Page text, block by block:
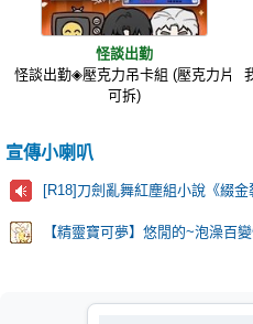
怪談出勤
怪談出勤◈壓克力吊卡組 (壓克力片
可拆)
宣傳小喇叭
[R18]刀劍亂舞紅塵組小說《綴金
【精靈寶可夢】悠閒的~泡澡百